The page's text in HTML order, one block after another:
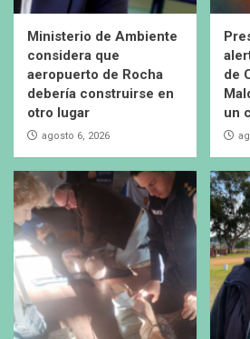
Ministerio de Ambiente
considera que
aeropuerto de Rocha
debería construirse en
otro lugar
agosto 6, 2026
de
un